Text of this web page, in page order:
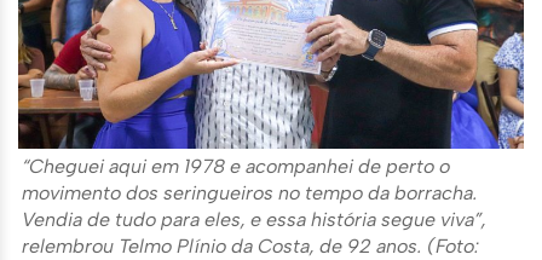
“Cheguei aqui em 1978 e acompanhei de perto o
movimento dos seringueiros no tempo da borracha.
Vendia de tudo para eles, e essa história segue viva”,
relembrou Telmo Plínio da Costa, de 92 anos. (Foto: